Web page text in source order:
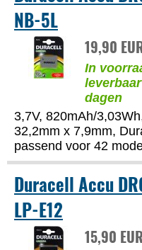
NB-5L
19,90
In
dagen
3,7V, 820mAh/
32,2mm x 7,9mm,
passend voor 42
Duracell Accu
LP-E12
15,90